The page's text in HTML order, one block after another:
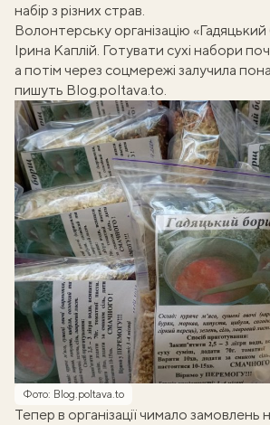
набір з різних страв.
Волонтерську організацію
Ірина Каплій. Готувати сухі набори
а потім через соцмережі залучила
пишуть Вlog.poltava.to.
Фото: Вlog.poltava.to
Тепер в організації чимало замовлень